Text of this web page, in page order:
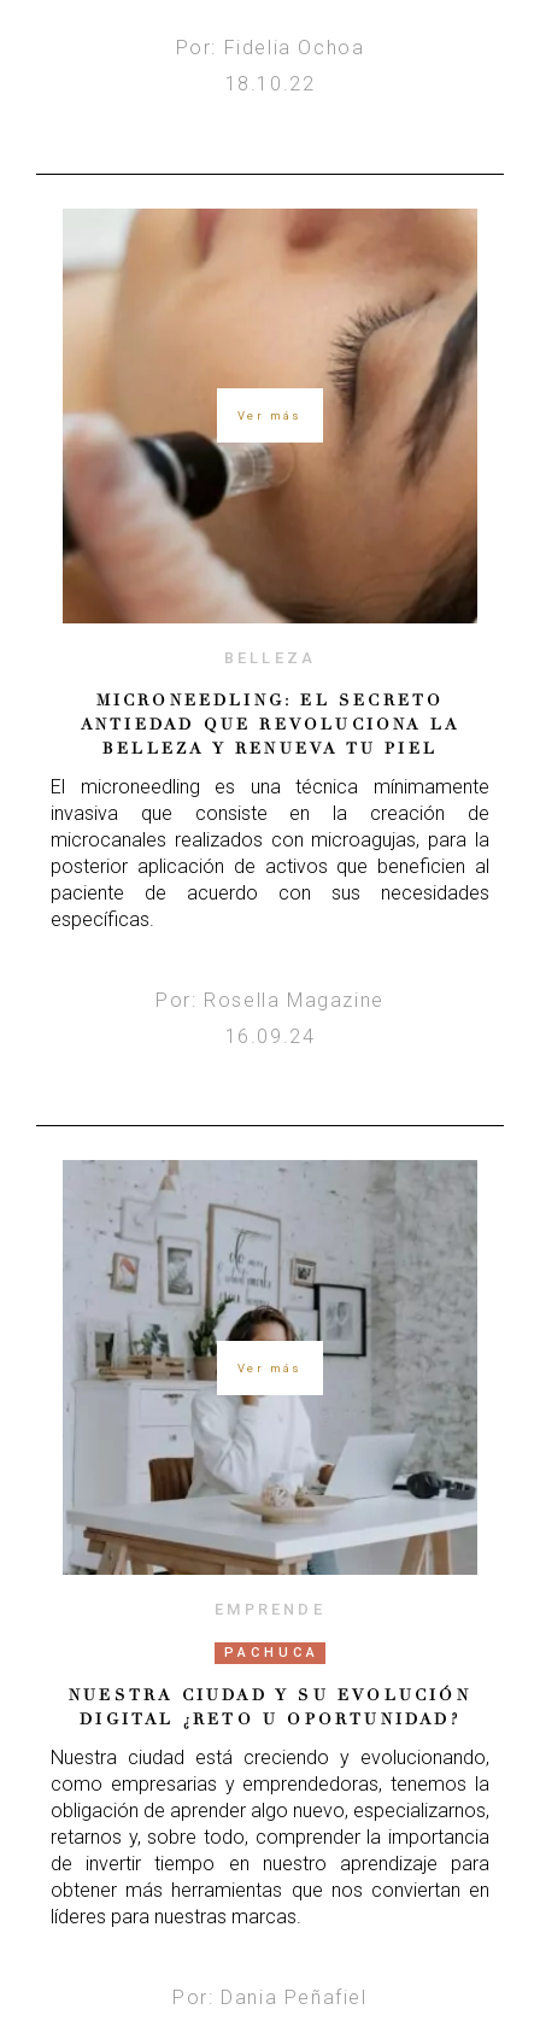
Por: Fidelia Ochoa
18.10.22
Ver más
BELLEZA
MICRONEEDLING: EL SECRETO
ANTIEDAD QUE REVOLUCIONA LA
BELLEZA Y RENUEVA TU PIEL
El microneedling es una técnica mínimamente
invasiva que consiste en la creación de
microcanales realizados con microagujas, para la
posterior aplicación de activos que beneficien al
paciente de acuerdo con sus necesidades
específicas.
Por: Rosella Magazine
16.09.24
Ver más
EMPRENDE
PACHUCA
NUESTRA CIUDAD Y SU EVOLUCIÓN
DIGITAL ¿RETO U OPORTUNIDAD?
Nuestra ciudad está creciendo y evolucionando,
como empresarias y emprendedoras, tenemos la
obligación de aprender algo nuevo, especializarnos,
retarnos y, sobre todo, comprender la importancia
de invertir tiempo en nuestro aprendizaje para
obtener más herramientas que nos conviertan en
líderes para nuestras marcas.
Por: Dania Peñafiel